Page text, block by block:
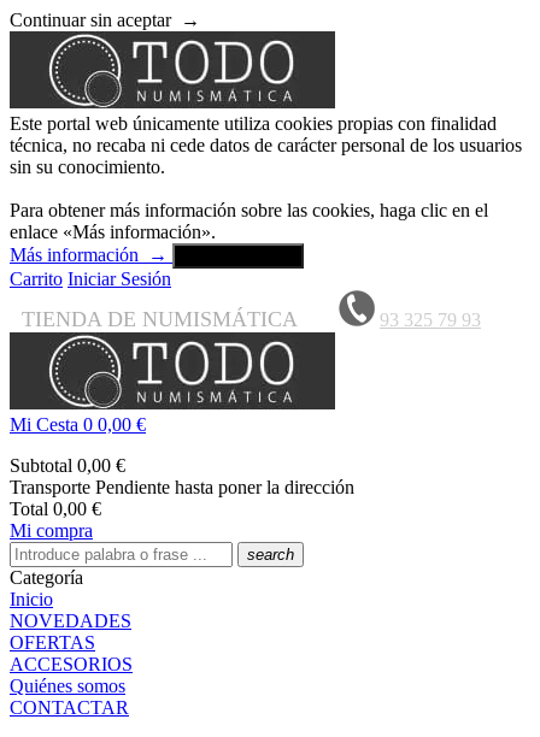
Continuar sin aceptar →
Este portal web únicamente utiliza cookies propias con finalidad
técnica, no recaba ni cede datos de carácter personal de los usuarios
sin su conocimiento.
Para obtener más información sobre las cookies, haga clic en el
enlace «Más información».
Más información
→
Carrito Iniciar Sesión
TIENDA DE NUMISMÁTICA 93 325 79 93
Mi Cesta 0 0,00 €
Subtotal 0,00 €
Transporte Pendiente hasta poner la dirección
Total 0,00 €
Mi compra
search
Categoría
Inicio
NOVEDADES
OFERTAS
ACCESORIOS
Quiénes somos
CONTACTAR